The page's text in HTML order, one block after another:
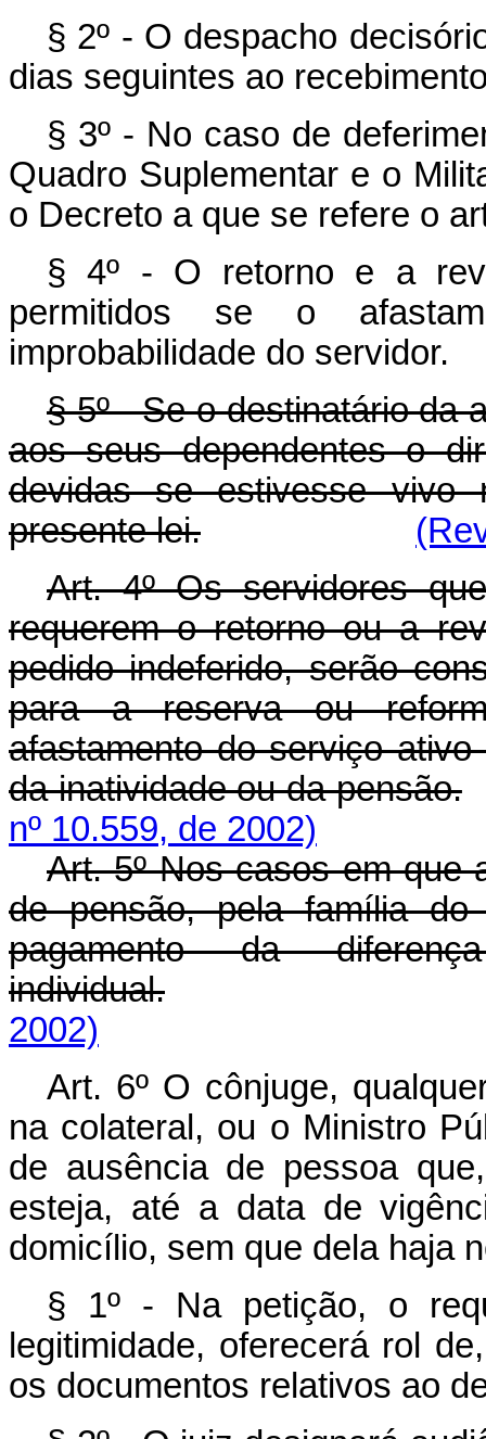
§ 2º - O despacho
dias seguintes ao
§ 3º - No caso de
Quadro Suplementar e o
o Decreto a que se refere o
§ 4º - O retorno e a
permitidos se o
improbabilidade do servidor.
§ 5º - Se o destinatário da
aos seus dependentes o
devidas se estivesse
presente lei.
Art. 4º Os servidores
requerem o retorno ou a
pedido indeferido, serão
para a reserva ou
afastamento do serviço
da inatividade ou da pensão.
nº 10.559, de 2002)
Art. 5º Nos casos em que
de pensão, pela família
pagamento da
individual.
2002)
Art. 6º O cônjuge,
na colateral, ou o Ministro
de ausência de pessoa
esteja, até a data de
domicílio, sem que dela haja
§ 1º - Na petição, o
legitimidade, oferecerá rol
os documentos relativos ao